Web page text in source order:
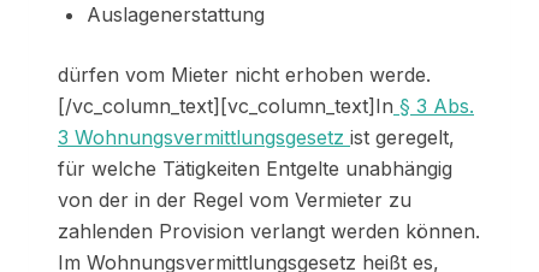
Auslagenerstattung
dürfen vom Mieter nicht erhoben werde.
[/vc_column_text][vc_column_text]In § 3 Abs.
3 Wohnungsvermittlungsgesetz ist geregelt,
für welche Tätigkeiten Entgelte unabhängig
von der in der Regel vom Vermieter zu
zahlenden Provision verlangt werden können.
Im Wohnungsvermittlungsgesetz heißt es,